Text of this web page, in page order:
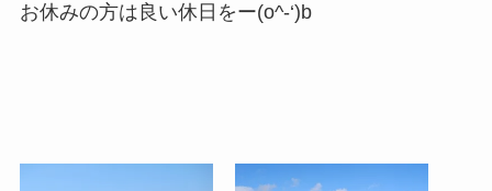
お休みの方は良い休日をー(o^-‘)b